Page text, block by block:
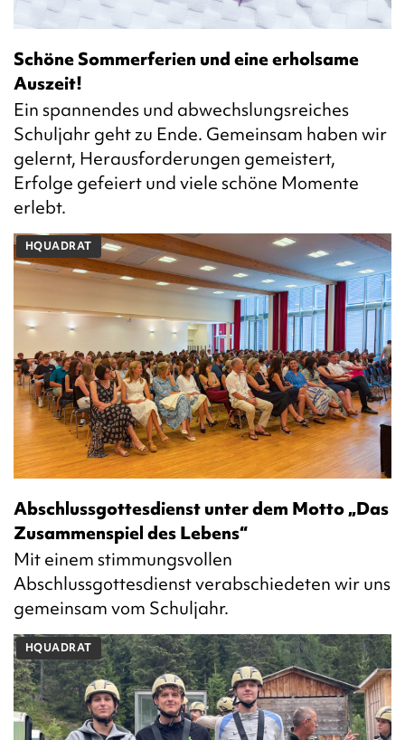
Schöne Sommerferien und eine erholsame
Auszeit!
Ein spannendes und abwechslungsreiches
Schuljahr geht zu Ende. Gemeinsam haben wir
gelernt, Herausforderungen gemeistert,
Erfolge gefeiert und viele schöne Momente
erlebt.
HQUADRAT
Abschlussgottesdienst unter dem Motto „Das
Zusammenspiel des Lebens“
Mit einem stimmungsvollen
Abschlussgottesdienst verabschiedeten wir uns
gemeinsam vom Schuljahr.
HQUADRAT